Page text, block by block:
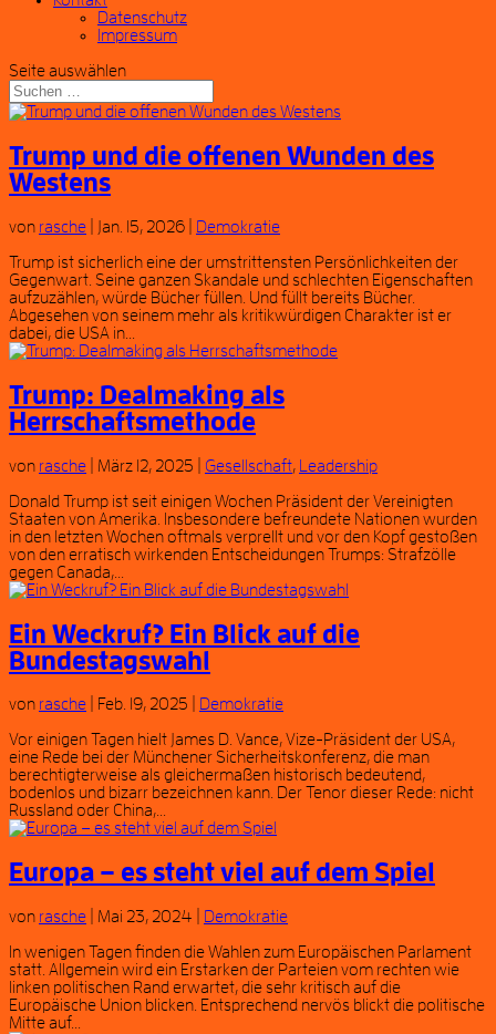
Datenschutz
Impressum
Seite auswählen
Trump und die offenen Wunden des
Westens
von rasche Jan. 15, 2026
Demokratie
Trump ist sicherlich eine der umstrittensten Persönlichkeiten der
Gegenwart. Seine ganzen Skandale und schlechten Eigenschaften
aufzuzählen, würde Bücher füllen. Und füllt bereits Bücher.
Abgesehen von seinem mehr als kritikwürdigen Charakter ist er
dabei, die USA in...
Trump: Dealmaking als
Herrschaftsmethode
von rasche März 12, 2025 Gesellschaft,
Leadership
Donald Trump ist seit einigen Wochen Präsident der Vereinigten
Staaten von Amerika. Insbesondere befreundete Nationen wurden
in den letzten Wochen oftmals verprellt und vor den Kopf gestoßen
von den erratisch wirkenden Entscheidungen Trumps: Strafzölle
gegen Canada,...
Ein Weckruf? Ein Blick auf die
Bundestagswahl
von rasche Feb. 19, 2025
Demokratie
Vor einigen Tagen hielt James D. Vance, Vize-Präsident der USA,
eine Rede bei der Münchener Sicherheitskonferenz, die man
berechtigterweise als gleichermaßen historisch bedeutend,
bodenlos und bizarr bezeichnen kann. Der Tenor dieser Rede: nicht
Russland oder China,...
Europa – es steht viel auf dem Spiel
von rasche Mai 23, 2024
Demokratie
In wenigen Tagen finden die Wahlen zum Europäischen Parlament
statt. Allgemein wird ein Erstarken der Parteien vom rechten wie
linken politischen Rand erwartet, die sehr kritisch auf die
Europäische Union blicken. Entsprechend nervös blickt die politische
Mitte auf...